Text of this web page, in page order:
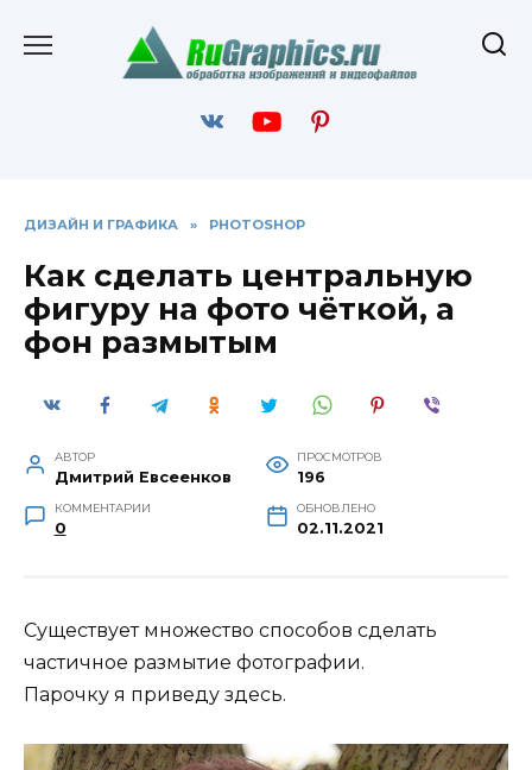
содержанию
ДИЗАЙН И ГРАФИКА » PHOTOSHOP
Как сделать центральную
фигуру на фото чёткой, а
фон размытым
АВТОР
Дмитрий Евсеенков
ПРОСМОТРОВ
196
КОММЕНТАРИИ
0
ОБНОВЛЕНО
02.11.2021
Существует множество способов сделать
частичное размытие фотографии.
Парочку я приведу здесь.